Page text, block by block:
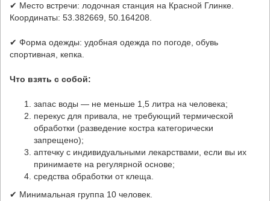
✔ Место встречи: лодочная станция на Красной Глинке.
Координаты: 53.382669, 50.164208.
✔ Форма одежды: удобная одежда по погоде, обувь
спортивная, кепка.
Что взять с собой:
запас воды — не меньше 1,5 литра на человека;
перекус для привала, не требующий термической
обработки (разведение костра категорически
запрещено);
аптечку с индивидуальными лекарствами, если вы их
принимаете на регулярной основе;
средства обработки от клеща.
✔ Минимальная группа 10 человек.